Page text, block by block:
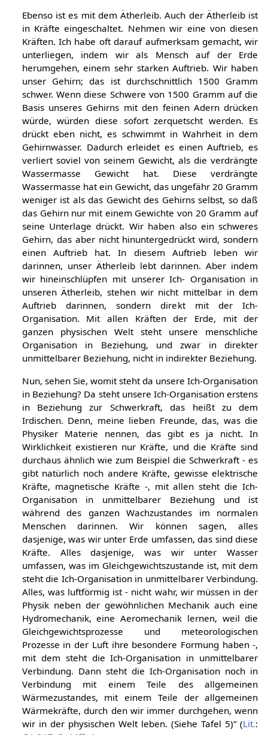
Ebenso ist es mit dem Ätherleib. Auch der Ätherleib ist
in Kräfte eingeschaltet. Nehmen wir eine von diesen
Kräften. Ich habe oft darauf aufmerksam gemacht, wir
unterliegen, indem wir als Mensch auf der Erde
herumgehen, einem sehr starken Auftrieb. Wir haben
unser Gehirn; das ist durchschnittlich 1500 Gramm
schwer. Wenn diese Schwere von 1500 Gramm auf die
Basis unseres Gehirns mit den feinen Adern drücken
würde, würden diese sofort zerquetscht werden. Es
drückt eben nicht, es schwimmt in Wahrheit in dem
Gehirnwasser. Dadurch erleidet es einen Auftrieb, es
verliert soviel von seinem Gewicht, als die verdrängte
Wassermasse Gewicht hat. Diese verdrängte
Wassermasse hat ein Gewicht, das ungefähr 20 Gramm
weniger ist als das Gewicht des Gehirns selbst, so daß
das Gehirn nur mit einem Gewichte von 20 Gramm auf
seine Unterlage drückt. Wir haben also ein schweres
Gehirn, das aber nicht hinuntergedrückt wird, sondern
einen Auftrieb hat. In diesem Auftrieb leben wir
darinnen, unser Ätherleib lebt darinnen. Aber indem
wir hineinschlüpfen mit unserer Ich- Organisation in
unseren Ätherleib, stehen wir nicht mittelbar in dem
Auftrieb darinnen, sondern direkt mit der Ich-
Organisation. Mit allen Kräften der Erde, mit der
ganzen physischen Welt steht unsere menschliche
Organisation in Beziehung, und zwar in direkter
unmittelbarer Beziehung, nicht in indirekter Beziehung.
Nun, sehen Sie, womit steht da unsere Ich-Organisation
in Beziehung? Da steht unsere Ich-Organisation erstens
in Beziehung zur Schwerkraft, das heißt zu dem
Irdischen. Denn, meine lieben Freunde, das, was die
Physiker Materie nennen, das gibt es ja nicht. In
Wirklichkeit existieren nur Kräfte, und die Kräfte sind
durchaus ähnlich wie zum Beispiel die Schwerkraft - es
gibt natürlich noch andere Kräfte, gewisse elektrische
Kräfte, magnetische Kräfte -, mit allen steht die Ich-
Organisation in unmittelbarer Beziehung und ist
während des ganzen Wachzustandes im normalen
Menschen darinnen. Wir können sagen, alles
dasjenige, was wir unter Erde umfassen, das sind diese
Kräfte. Alles dasjenige, was wir unter Wasser
umfassen, was im Gleichgewichtszustande ist, mit dem
steht die Ich-Organisation in unmittelbarer Verbindung.
Alles, was luftförmig ist - nicht wahr, wir müssen in der
Physik neben der gewöhnlichen Mechanik auch eine
Hydromechanik, eine Aeromechanik lernen, weil die
Gleichgewichtsprozesse und meteorologischen
Prozesse in der Luft ihre besondere Formung haben -,
mit dem steht die Ich-Organisation in unmittelbarer
Verbindung. Dann steht die Ich-Organisation noch in
Verbindung mit einem Teile des allgemeinen
Wärmezustandes, mit einem Teile der allgemeinen
Wärmekräfte, durch den wir immer durchgehen, wenn
wir in der physischen Welt leben. (Siehe Tafel 5)“ (Lit.: